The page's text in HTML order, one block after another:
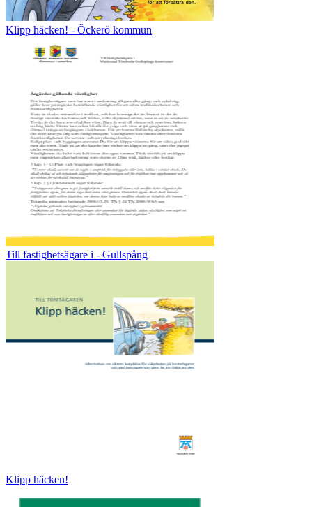
Klipp häcken! - Öckerö kommun
Till fastighetsägare i - Gullspång
Klipp häcken!